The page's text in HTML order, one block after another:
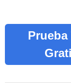
Prueba